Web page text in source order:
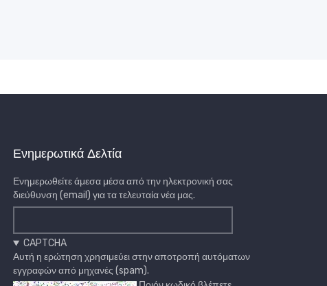
Ενημερωτικά Δελτία
Ενημερωθείτε άμεσα μέσα από την ηλεκτρονική σας
διεύθυνση (email) για τα τελευταία νέα μας.
CAPTCHA
Αυτή η ερώτηση χρησιμεύει στην αποτροπή αυτόματων
εγγραφών από μηχανές (spam).